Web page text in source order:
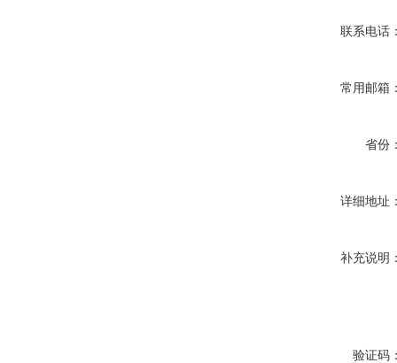
联系电话
常用邮箱
省份
详细地址
补充说明
验证码